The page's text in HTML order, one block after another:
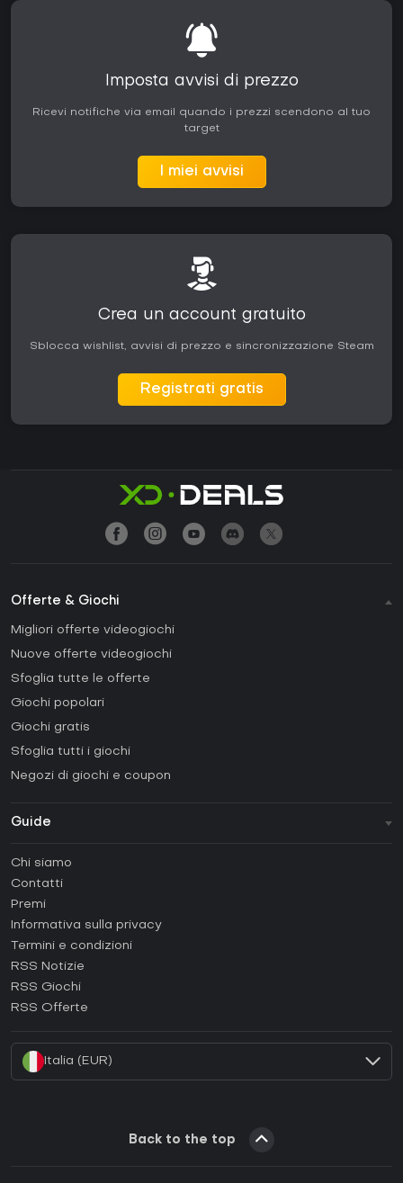
Imposta avvisi di prezzo
Ricevi notifiche via email quando i prezzi scendono al tuo
target
I miei avvisi
Crea un account gratuito
Sblocca wishlist, avvisi di prezzo e sincronizzazione Steam
Registrati gratis
Offerte & Giochi
Migliori offerte videogiochi
Nuove offerte videogiochi
Sfoglia tutte le offerte
Giochi popolari
Giochi gratis
Sfoglia tutti i giochi
Negozi di giochi e coupon
Guide
Come attivare una Steam CD Key?
Come attivare una Epic Games CD Key?
Come attivare una GOG CD Key?
Come attivare una Ubisoft Connect CD Key?
Chi siamo
Contatti
Premi
Informativa sulla privacy
Termini e condizioni
RSS Notizie
RSS Giochi
RSS Offerte
Italia (EUR)
Back to the top